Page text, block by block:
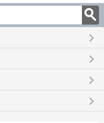
keyboard_arrow_right
keyboard_arrow_right
keyboard_arrow_right
keyboard_arrow_right